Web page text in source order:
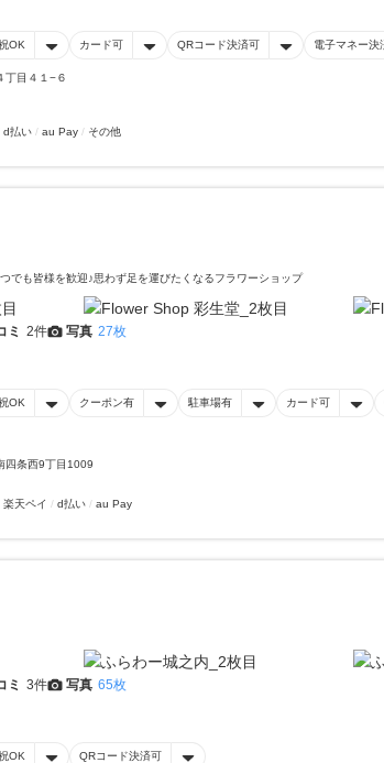
OK カード可 QRコード決済可 電子マネー決
丁目４１−６
d払い au Pay その他
でも皆様を歓迎♪思わず足を運びたくなるフラワーショップ
ミ 2件 写真 27枚
OK クーポン有 駐車場有 カード可
四条西9丁目1009
楽天ペイ d払い au Pay
ミ 3件 写真 65枚
OK QRコード決済可